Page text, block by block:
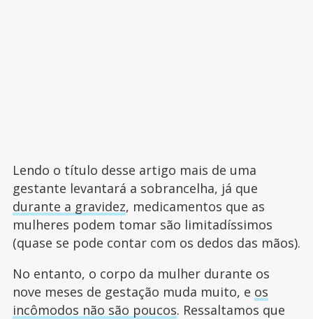
Lendo o título desse artigo mais de uma
gestante levantará a sobrancelha, já que
durante a gravidez, medicamentos que as
mulheres podem tomar são limitadíssimos
(quase se pode contar com os dedos das mãos).
No entanto, o corpo da mulher durante os
nove meses de gestação muda muito, e os
incômodos não são poucos. Ressaltamos que